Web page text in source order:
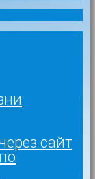
сайт